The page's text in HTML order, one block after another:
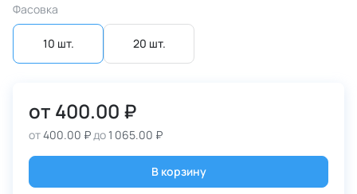
Фасовка
10 шт. 20 шт.
от 400.00 ₽
от400.00 ₽ до1 065.00 ₽
В корзину